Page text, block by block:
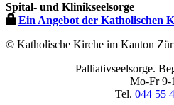
Größe…
Spital- und Klinikseelsorge
Ein Angebot der Katholischen
© Katholische Kirche im Kanton
Palliativseelsorge.
Mo-Fr 9-
Tel. 044 55